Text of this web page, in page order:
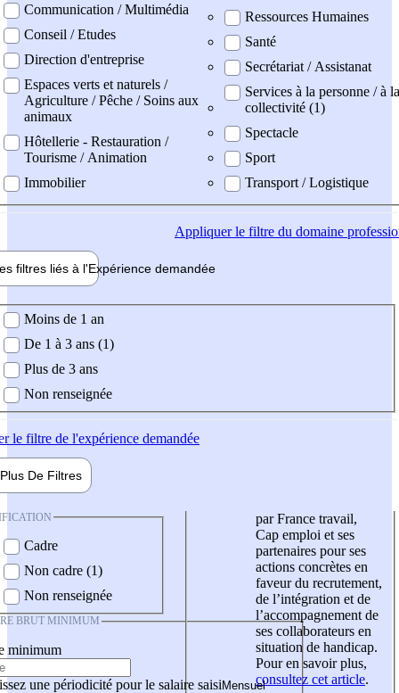
Communication / Multimédia
Conseil / Etudes
Direction d'entreprise
Espaces verts et naturels /
Agriculture / Pêche / Soins aux
animaux
Hôtellerie - Restauration /
Tourisme / Animation
Immobilier
Ressources Humaines
Santé
Secrétariat / Assistanat
Services à la personne / à la
collectivité (1)
Spectacle
Sport
Transport / Logistique
Appliquerle filtre du domaine
filtres liés à l'Expérience demandée
demandée
Moins de 1 an
De 1 à 3 ans (1)
Plus de 3 ans
Non renseignée
le filtre de l'expérience demandée
Plus De Filtres
Cadre
Non cadre (1)
Non renseignée
BRUT MINIMUM
minimum
une périodicité pour le salaire saisi
par France travail,
Cap emploi et ses
partenaires pour ses
actions concrètes en
faveur du recrutement,
de l’intégration et de
l’accompagnement de
ses collaborateurs en
situation de handicap.
Pour en savoir plus,
consultez cet article.